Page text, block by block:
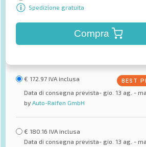
Spedizione gratuita
Compra
€ 172.97 IVA inclusa
Data di consegna prevista- gio. 13 ag. -
by Auto-Raifen GmbH
€ 180.16 IVA inclusa
Data di consegna prevista- gio. 13 ag. -